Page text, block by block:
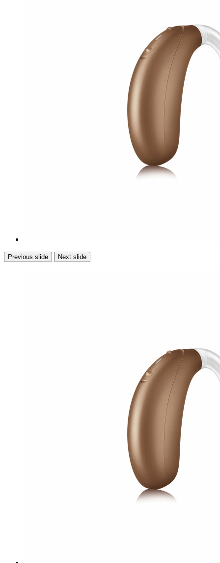
Previous slide Next slide